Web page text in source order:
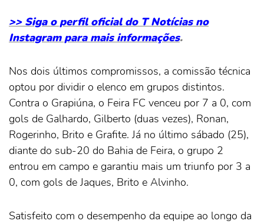
>> Siga o perfil oficial do T Notícias no
Instagram para mais informações.
Nos dois últimos compromissos, a comissão técnica
optou por dividir o elenco em grupos distintos.
Contra o Grapiúna, o Feira FC venceu por 7 a 0, com
gols de Galhardo, Gilberto (duas vezes), Ronan,
Rogerinho, Brito e Grafite. Já no último sábado (25),
diante do sub-20 do Bahia de Feira, o grupo 2
entrou em campo e garantiu mais um triunfo por 3 a
0, com gols de Jaques, Brito e Alvinho.
Satisfeito com o desempenho da equipe ao longo da